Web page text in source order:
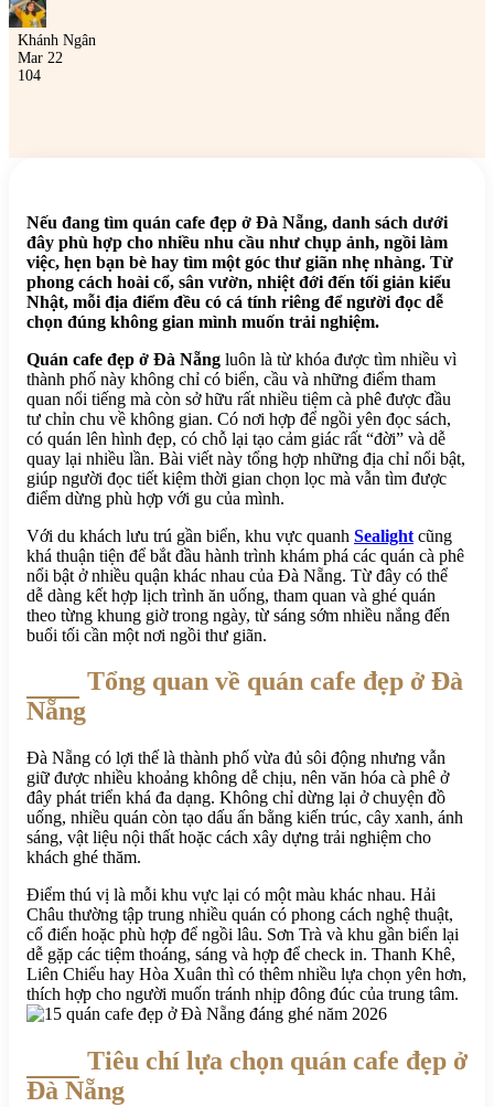
Khánh Ngân
Mar 22
104
Nếu đang tìm quán cafe đẹp ở Đà Nẵng, danh sách dưới
đây phù hợp cho nhiều nhu cầu như chụp ảnh, ngồi làm
việc, hẹn bạn bè hay tìm một góc thư giãn nhẹ nhàng. Từ
phong cách hoài cổ, sân vườn, nhiệt đới đến tối giản kiểu
Nhật, mỗi địa điểm đều có cá tính riêng để người đọc dễ
chọn đúng không gian mình muốn trải nghiệm.
Quán cafe đẹp ở Đà Nẵng luôn là từ khóa được tìm nhiều vì
thành phố này không chỉ có biển, cầu và những điểm tham
quan nổi tiếng mà còn sở hữu rất nhiều tiệm cà phê được đầu
tư chỉn chu về không gian. Có nơi hợp để ngồi yên đọc sách,
có quán lên hình đẹp, có chỗ lại tạo cảm giác rất “đời” và dễ
quay lại nhiều lần. Bài viết này tổng hợp những địa chỉ nổi bật,
giúp người đọc tiết kiệm thời gian chọn lọc mà vẫn tìm được
điểm dừng phù hợp với gu của mình.
Với du khách lưu trú gần biển, khu vực quanh Sealight cũng
khá thuận tiện để bắt đầu hành trình khám phá các quán cà phê
nổi bật ở nhiều quận khác nhau của Đà Nẵng. Từ đây có thể
dễ dàng kết hợp lịch trình ăn uống, tham quan và ghé quán
theo từng khung giờ trong ngày, từ sáng sớm nhiều nắng đến
buổi tối cần một nơi ngồi thư giãn.
Tổng quan về quán cafe đẹp ở Đà
Nẵng
Đà Nẵng có lợi thế là thành phố vừa đủ sôi động nhưng vẫn
giữ được nhiều khoảng không dễ chịu, nên văn hóa cà phê ở
đây phát triển khá đa dạng. Không chỉ dừng lại ở chuyện đồ
uống, nhiều quán còn tạo dấu ấn bằng kiến trúc, cây xanh, ánh
sáng, vật liệu nội thất hoặc cách xây dựng trải nghiệm cho
khách ghé thăm.
Điểm thú vị là mỗi khu vực lại có một màu khác nhau. Hải
Châu thường tập trung nhiều quán có phong cách nghệ thuật,
cổ điển hoặc phù hợp để ngồi lâu. Sơn Trà và khu gần biển lại
dễ gặp các tiệm thoáng, sáng và hợp để check in. Thanh Khê,
Liên Chiểu hay Hòa Xuân thì có thêm nhiều lựa chọn yên hơn,
thích hợp cho người muốn tránh nhịp đông đúc của trung tâm.
Tiêu chí lựa chọn quán cafe đẹp ở
Đà Nẵng